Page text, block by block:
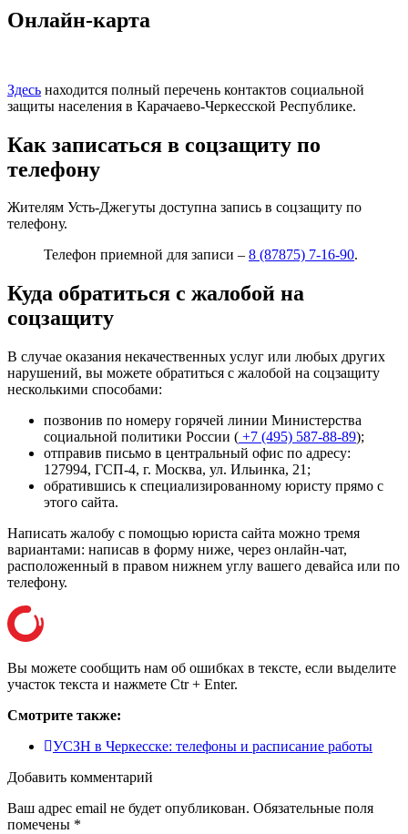
Онлайн-карта
Здесь находится полный перечень контактов социальной
защиты населения в Карачаево-Черкесской Республике.
Как записаться в соцзащиту по
телефону
Жителям Усть-Джегуты доступна запись в соцзащиту по
телефону.
Телефон приемной для записи – 8 (87875) 7-16-90.
Куда обратиться с жалобой на
соцзащиту
В случае оказания некачественных услуг или любых других
нарушений, вы можете обратиться с жалобой на соцзащиту
несколькими способами:
позвонив по номеру горячей линии Министерства
социальной политики России ( +7 (495) 587-88-89);
отправив письмо в центральный офис по адресу:
127994, ГСП-4, г. Москва, ул. Ильинка, 21 ;
обратившись к специализированному юристу прямо с
этого сайта.
Написать жалобу с помощью юриста сайта можно тремя
вариантами: написав в форму ниже, через онлайн-чат,
расположенный в правом нижнем углу вашего девайса или по
телефону.
Вы можете сообщить нам об ошибках в тексте, если выделите
участок текста и нажмете Ctr + Enter.
Смотрите также:
УСЗН в Черкесске: телефоны и расписание работы
Добавить комментарий
Ваш адрес email не будет опубликован. Обязательные поля
помечены *